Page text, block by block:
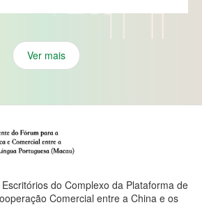
Ver mais
do Complexo da Plataforma de
Comercial entre a China e os